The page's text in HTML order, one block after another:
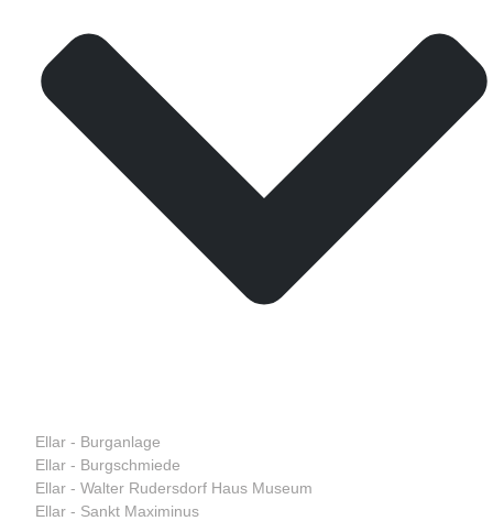
Ellar - Burganlage
Ellar - Burgschmiede
Ellar - Walter Rudersdorf Haus Museum
Ellar - Sankt Maximinus